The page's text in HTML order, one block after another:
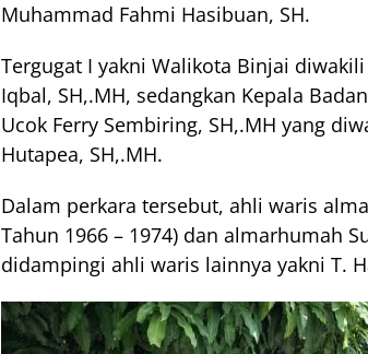
Muhammad Fahmi Hasibuan, SH.
Tergugat I yakni Walikota Binjai
Iqbal, SH,.MH, sedangkan Kepala
Ucok Ferry Sembiring, SH,.MH yang
Hutapea, SH,.MH.
Dalam perkara tersebut, ahli waris
Tahun 1966 – 1974) dan almarhumah
didampingi ahli waris lainnya yakni T.